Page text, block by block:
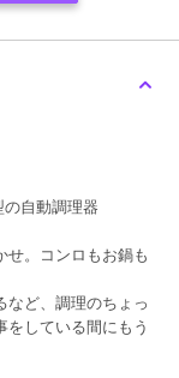
の自動調理器
せ。コンロもお鍋も
など、調理のちょっ
をしている間にもう